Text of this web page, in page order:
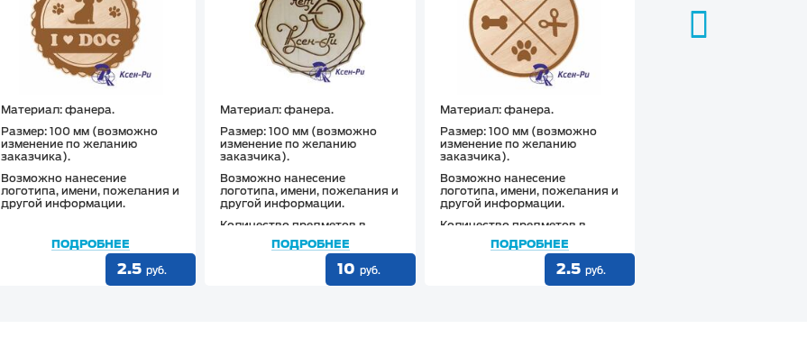
Материал: фанера.
Размер: 100 мм (возможно
изменение по желанию
заказчика).
Возможно нанесение
логотипа, имени, пожелания и
другой информации.
ПОДРОБНЕЕ
2.5 руб.
Материал: фанера.
Размер: 100 мм (возможно
изменение по желанию
заказчика).
Возможно нанесение
логотипа, имени, пожелания и
другой информации.
Количество предметов в
упаковке: от 1 шт.
Тип крепления: без крепления.
Назначение подставки: под
ПОДРОБНЕЕ
10 руб.
Материал: фанера.
Размер: 100 мм (возможно
изменение по желанию
заказчика).
Возможно нанесение
логотипа, имени, пожелания и
другой информации.
Количество предметов в
упаковке: от 1 шт.
Тип крепления: без крепления.
Назначение подставки: под
ПОДРОБНЕЕ
2.5 руб.